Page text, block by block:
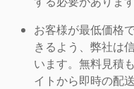
お客様が最低価格
きるよう、弊社は
います。無料見積
イトから即時の配